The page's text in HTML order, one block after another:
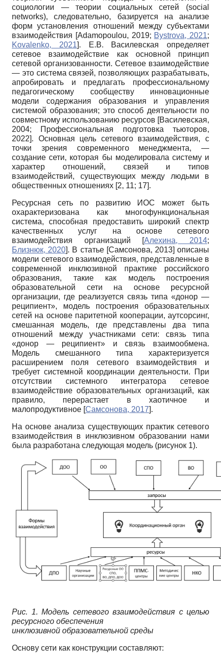
социологии — теории социальных сетей (social
networks), следовательно, базируется на анализе
форм установления отношений между субъектами
взаимодействия [Adamopoulou, 2019; Bystrova, 2021;
Kovalenko, 2021]. Е.В. Василевская определяет
сетевое взаимодействие как основной принцип
сетевой организованности. Сетевое взаимодействие
— это система связей, позволяющих разрабатывать,
апробировать и предлагать профессиональному
педагогическому сообществу инновационные
модели содержания образования и управления
системой образования; это способ деятельности по
совместному использованию ресурсов [Василевская,
2004; Профессиональная подготовка тьюторов,
2022]. Основная цель сетевого взаимодействия, с
точки зрения современного менеджмента, —
создание сети, которая бы моделировала систему и
характер отношений, связей и типов
взаимодействий, существующих между людьми в
общественных отношениях [2, 11; 17].
Ресурсная сеть по развитию ИОС может быть
охарактеризована как многофункциональная
система, способная предоставить широкий спектр
качественных услуг на основе сетевого
взаимодействия организаций [Алехина, 2014;
Близнюк, 2020]. В статье [Самсонова, 2013] описаны
модели сетевого взаимодействия, представленные в
современной инклюзивной практике российского
образования, такие как модель построения
образовательной сети на основе ресурсной
организации, где реализуется связь типа «донор —
реципиент», модель построения образовательных
сетей на основе паритетной кооперации, аутсорсинг,
смешанная модель, где представлены два типа
отношений между участниками сети: связь типа
«донор — реципиент» и связь взаимообмена.
Модель смешанного типа характеризуется
расширением поля сетевого взаимодействия и
требует системной координации деятельности. При
отсутствии системного интегратора сетевое
взаимодействие образовательных организаций, как
правило, перерастает в хаотичное и
малопродуктивное [Самсонова, 2017].
На основе анализа существующих практик сетевого
взаимодействия в инклюзивном образовании нами
была разработана следующая модель (рисунок 1).
Рис. 1. Модель сетевого взаимодействия с целью
ресурсного обеспечения
инклюзивной образовательной среды
Основу сети как конструкции составляют: